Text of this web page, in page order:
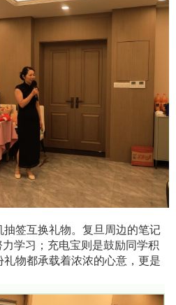
签互换礼物。复旦周边的笔记
学习；充电宝则是鼓励同学积
物都承载着浓浓的心意，更是